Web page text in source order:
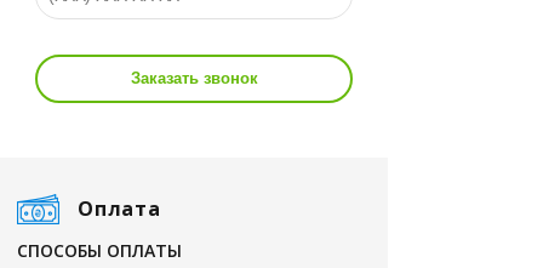
Заказать звонок
Оплата
СПОСОБЫ ОПЛАТЫ